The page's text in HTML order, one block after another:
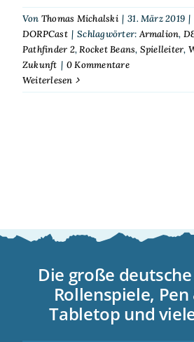
Von Thomas Michalski | 31. März 2019 |
DORPCast | Schlagwörter:Armalion,
Pathfinder 2,Rocket Beans, Spielleiter,
Zukunft | 0 Kommentare
Weiterlesen
Die große
Rollenspiele, Pen
Tabletop und